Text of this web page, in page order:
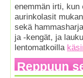
enemmän irti, kun
aurinkolasit
sekä
ja -kengät, ja
lentomatkoilla
Reppuun